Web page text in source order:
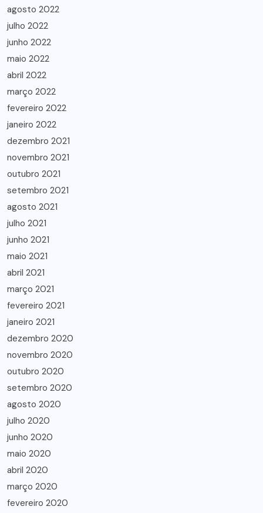
agosto 2022
julho 2022
junho 2022
maio 2022
abril 2022
março 2022
fevereiro 2022
janeiro 2022
dezembro 2021
novembro 2021
outubro 2021
setembro 2021
agosto 2021
julho 2021
junho 2021
maio 2021
abril 2021
março 2021
fevereiro 2021
janeiro 2021
dezembro 2020
novembro 2020
outubro 2020
setembro 2020
agosto 2020
julho 2020
junho 2020
maio 2020
abril 2020
março 2020
fevereiro 2020